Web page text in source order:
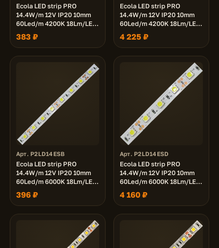
Ecola LED strip PRO
14.4W/m 12V IP20 10mm
60Led/m 4200K 18Lm/LED
1080Lm/m светодиодная
лента на катушке 5м.
383 ₽
Ecola LED strip PRO
14.4W/m 12V IP20 10mm
60Led/m 4200K 18Lm/LED
1080Lm/m светодиодная
лента на катушке 50м.
4 225 ₽
Арт. P2LD14ESB
Ecola LED strip PRO
14.4W/m 12V IP20 10mm
60Led/m 6000K 18Lm/LED
1080Lm/m светодиодная
лента на катушке 5м.
396 ₽
Арт. P2LD14ESD
Ecola LED strip PRO
14.4W/m 12V IP20 10mm
60Led/m 6000K 18Lm/LED
1080Lm/m светодиодная
лента на катушке 50м.
4 160 ₽